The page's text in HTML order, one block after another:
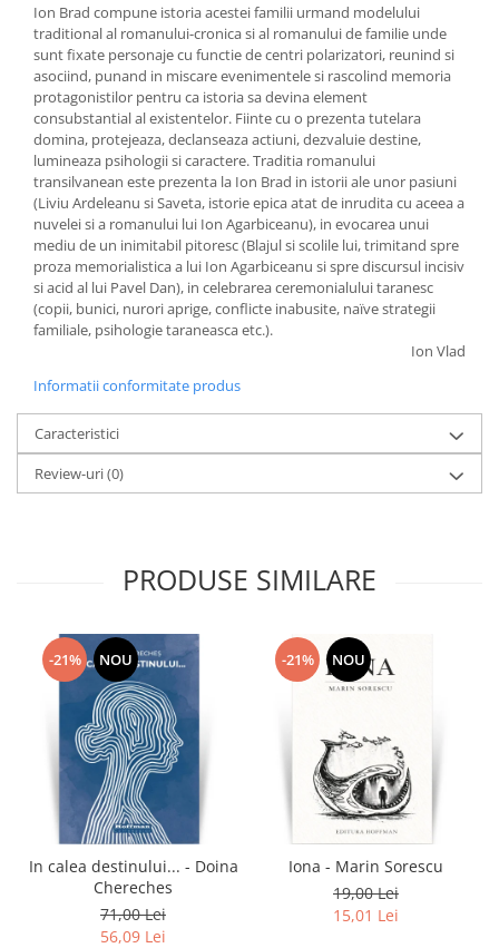
Ion Brad compune istoria acestei familii urmand modelului
traditional al romanului-cronica si al romanului de familie unde
sunt fixate personaje cu functie de centri polarizatori, reunind si
asociind, punand in miscare evenimentele si rascolind memoria
protagonistilor pentru ca istoria sa devina element
consubstantial al existentelor. Fiinte cu o prezenta tutelara
domina, protejeaza, declanseaza actiuni, dezvaluie destine,
lumineaza psihologii si caractere. Traditia romanului
transilvanean este prezenta la Ion Brad in istorii ale unor pasiuni
(Liviu Ardeleanu si Saveta, istorie epica atat de inrudita cu aceea a
nuvelei si a romanului lui Ion Agarbiceanu), in evocarea unui
mediu de un inimitabil pitoresc (Blajul si scolile lui, trimitand spre
proza memorialistica a lui Ion Agarbiceanu si spre discursul incisiv
si acid al lui Pavel Dan), in celebrarea ceremonialului taranesc
(copii, bunici, nurori aprige, conflicte inabusite, naïve strategii
familiale, psihologie taraneasca etc.).
Ion Vlad
Informatii conformitate produs
Caracteristici
Review-uri(0)
PRODUSE SIMILARE
-21% NOU
In calea destinului... - Doina
Chereches
71,00 Lei
56,09 Lei
-21% NOU
Iona - Marin Sorescu
19,00 Lei
15,01 Lei